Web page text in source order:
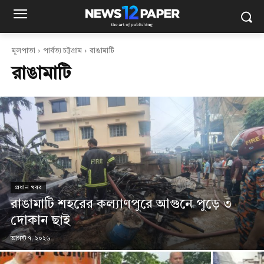
মূলপাতা পার্বত্য চট্টগ্রাম রাঙামাটি
রাঙামাটি
প্রধান খবর
রাঙামাটি শহরের কল্যাণপুরে আগুনে পুড়ে ৩
দোকান ছাই
আগস্ট ৭, ২০২৬